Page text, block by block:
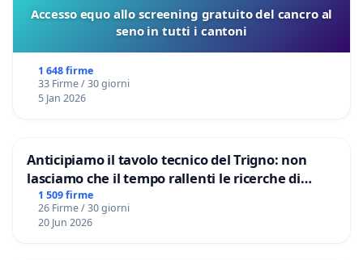
Accesso equo allo screening gratuito del cancro al
seno in tutti i cantoni
1 648 firme
33 Firme / 30 giorni
5 Jan 2026
Anticipiamo il tavolo tecnico del Trigno: non
lasciamo che il tempo rallenti le ricerche di
Domenico Racanati
1 509 firme
26 Firme / 30 giorni
20 Jun 2026